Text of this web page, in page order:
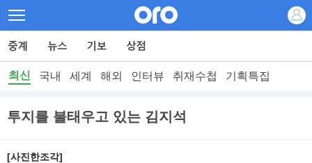
최신 국내 세계 해외 인터뷰 취재수첩 기획특집
투지를 불태우고 있는 김지석
[사진한조각]